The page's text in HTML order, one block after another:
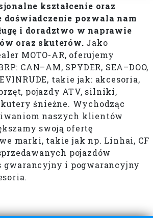
kształcenie oraz
pozwala nam
i doradztwo w naprawie
oraz skuterów. Jako
MOTO-AR, oferujemy
CAN–AM, SPYDER, SEA–DOO,
takie jak: akcesoria,
pojazdy ATV, silniki,
śnieżne. Wychodząc
naszych klientów
swoją ofertę
marki, takie jak np. Linhai, CF
pojazdów
gwarancyjny i pogwarancyjny